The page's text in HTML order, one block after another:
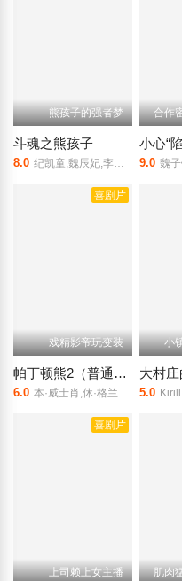
熊孩子的强者梦
斗魂之熊孩子
8.0 纪凯童,魏辰妃,李华,申泰明,鲍康儿
合作
小心“
9.0 魏子铭,
喜剧片
戏精影帝玩变装
帕丁顿熊2（普通话）
6.0 本·威士肖,休·格兰特,休·博内威利,莎莉·霍金斯,萨缪尔·乔斯林
小
大村
5.0
喜剧片
上司赖上女主播 肌肉